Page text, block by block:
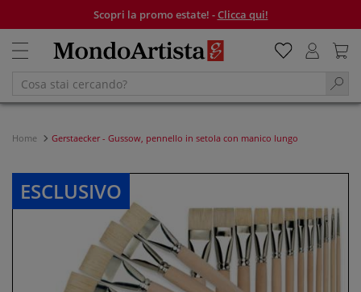
Scopri la promo estate! -Clicca qui!
Home Gerstaecker - Gussow, pennello in setola con manico lungo
ESCLUSIVO